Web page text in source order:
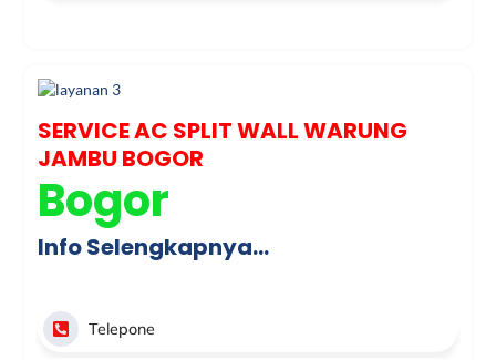
SERVICE AC SPLIT WALL WARUNG
JAMBU BOGOR
Bogor
Info Selengkapnya…
Telepone